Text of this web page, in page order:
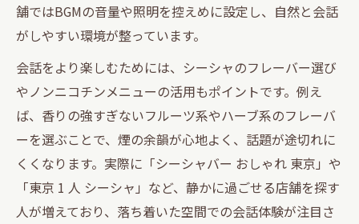
舗ではBGMの音量や照明を控えめに設定し、自然と会話
がしやすい環境が整っています。
会話をより楽しむためには、シーシャのフレーバー選び
やノンニコチンメニューの活用もポイントです。例え
ば、香りの強すぎないフルーツ系やハーブ系のフレーバ
ーを選ぶことで、煙の余韻が心地よく、話題が途切れに
くくなります。実際に「シーシャバー おしゃれ 東京」や
「東京 1 人 シーシャ」など、静かに過ごせる店舗を探す
人が増えており、落ち着いた空間での会話体験が注目さ